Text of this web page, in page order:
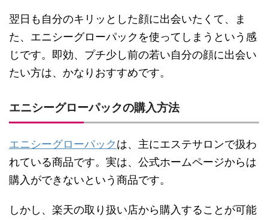
翌日も自分のキリッとした顔に出会いたくて、ま
た、エニシーグローパックを使ってしまうという感
じです。即効、プチ少し前の若い自分の顔に出会い
たい方は、かなりおすすめです。
エニシーグローパックの購入方法
エニシーグローパックは、主にエステサロンで扱わ
れている商品です。実は、公式ホームページからは
購入ができないという商品です。
しかし、楽天の取り扱い店から購入することが可能